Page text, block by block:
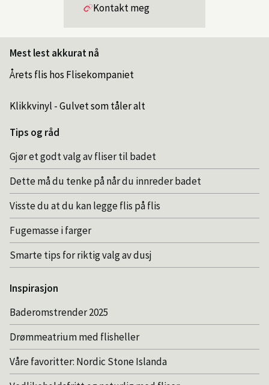
Kontakt meg
Mest lest akkurat nå
Årets flis hos Flisekompaniet
Klikkvinyl - Gulvet som tåler alt
Tips og råd
Gjør et godt valg av fliser til badet
Dette må du tenke på når du innreder badet
Visste du at du kan legge flis på flis
Fugemasse i farger
Smarte tips for riktig valg av dusj
Inspirasjon
Baderomstrender 2025
Drømmeatrium med flisheller
Våre favoritter: Nordic Stone Islanda